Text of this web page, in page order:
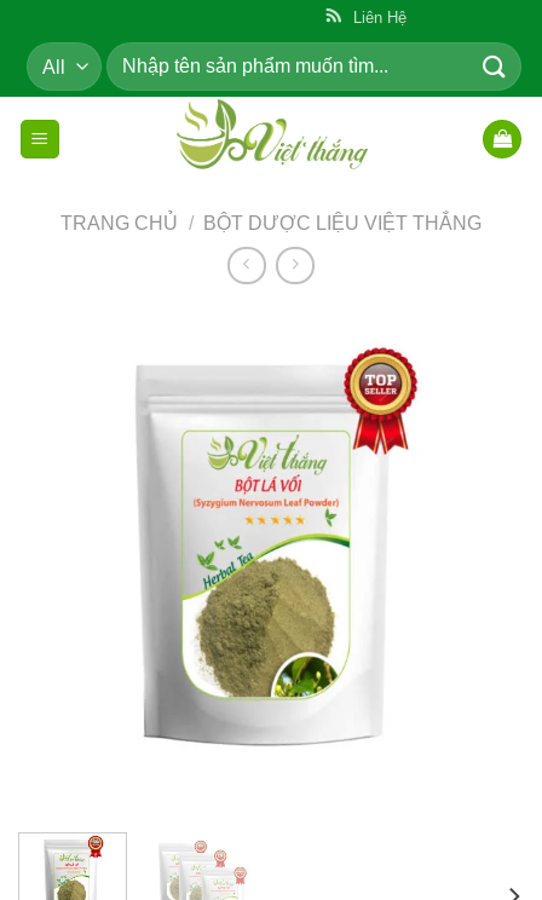
content
Liên Hệ
Tìm
kiếm:
TRANG CHỦ / BỘT DƯỢC LIỆU VIỆT THẮNG